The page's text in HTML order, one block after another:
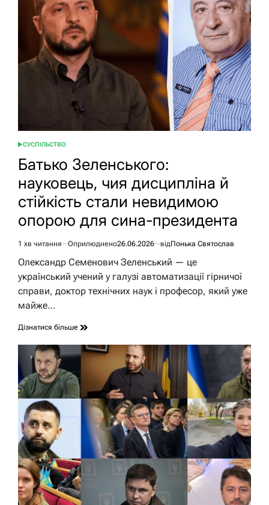
ОПУБЛІКУВАТИ
СУСПІЛЬСТВО
Батько Зеленського:
науковець, чия дисципліна й
стійкість стали невидимою
опорою для сина-президента
Орієнтовний
час
1 хв читання Оприлюднено26.06.2026 відПонька Святослав
Олександр Семенович Зеленський — це
український учений у галузі автоматизації гірничої
справи, доктор технічних наук і професор, який уже
майже…
Дізнатися більше